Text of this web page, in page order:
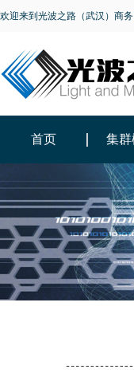
欢迎来到光波之路（武汉）商务
首页 集